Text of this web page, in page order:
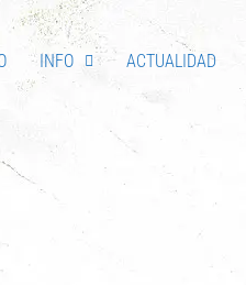
INFO ACTUALIDAD